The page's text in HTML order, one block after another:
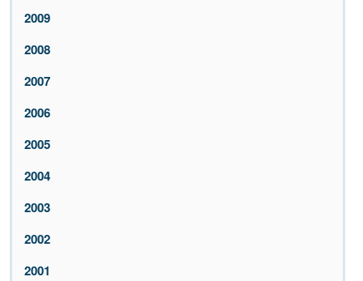
2009
2008
2007
2006
2005
2004
2003
2002
2001